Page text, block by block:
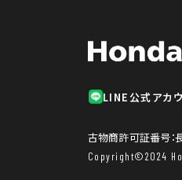
LINE公式アカ
古物商許可証番号：
Copyright©2024